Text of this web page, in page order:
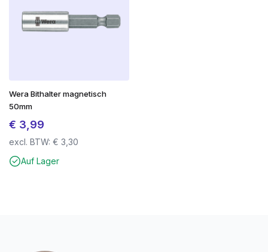
Wera Bithalter magnetisch
50mm
€ 3,99
excl. BTW: € 3,30
Auf Lager